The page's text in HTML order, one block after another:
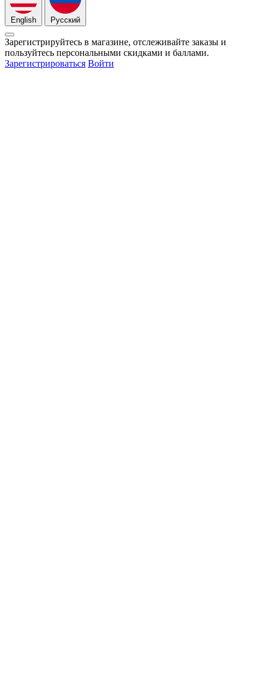
English Русский
Зарегистрируйтесь в магазине, отслеживайте заказы и
пользуйтесь персональными скидками и баллами.
Зарегистрироваться Войти